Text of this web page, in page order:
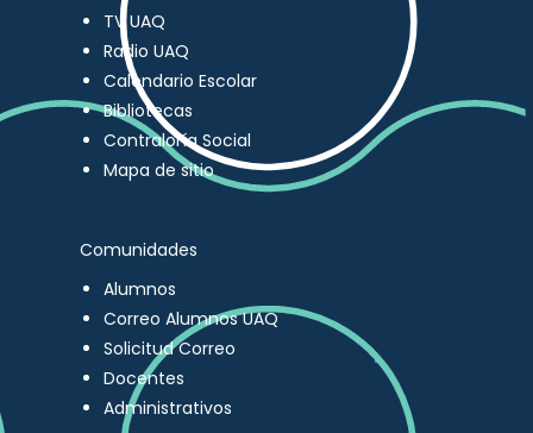
TV UAQ
Radio UAQ
Calendario Escolar
Bibliotecas
Contraloría Social
Mapa de sitio
Comunidades
Alumnos
Correo Alumnos UAQ
Solicitud Correo
Docentes
Administrativos